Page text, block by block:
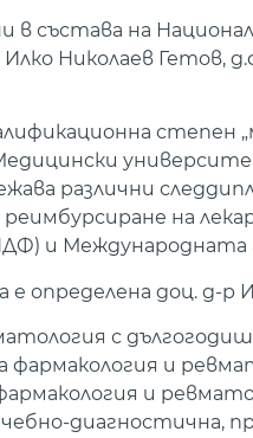
състава на
Николаев Гетов,
степен
различни
на
и Международната
определена доц. д-р
с
и
и
диагностична,